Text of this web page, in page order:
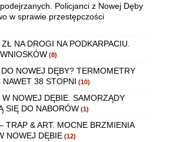
Policjanci z Nowej Dęby
w sprawie przestępczości
NA DROGI NA PODKARPACIU.
(8)
NOWEJ DĘBY? TERMOMETRY
38 STOPNI (10)
NOWEJ DĘBIE. SAMORZĄDY
SIĘ DO NABORÓW (1)
TRAP & ART. MOCNE BRZMIENIA
NOWEJ DĘBIE (12)